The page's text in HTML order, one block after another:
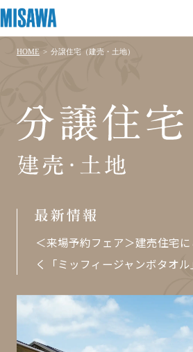
住まい
[注文住宅]
デザイン
テクノロジー（住まいの性能）
建築事例・建築実例
デザイナーズギャラリー
インテリア
住まいづくりガイド
土地活用
賃貸併用住宅
店舗・各種施設
土地活用実例
リフォーム
ミサワリフォームとは
リフォームの流れ
リフォームメニュー
リフォーム事例
複合開発・投資開発
再開発・官民連携事業
オーナーサポート
住まいるりんぐ（ロングサポート）
企業・IR情報
企業・IR
展示場・イベント情報
HOME> 分譲住宅（建売・土地）
分
譲
住
建
地
最
情
＜来場予約フェア＞建売住宅
く「ミッフィージャンボタオル
その他不動産情報はこち